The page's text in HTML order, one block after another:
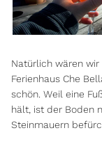
Natürlich wären wir
Ferienhaus Che
schön. Weil eine
hält, ist der Boden
Steinmauern